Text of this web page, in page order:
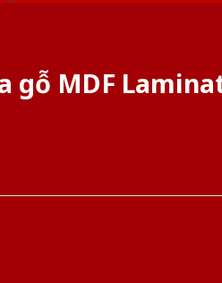
gỗ MDF